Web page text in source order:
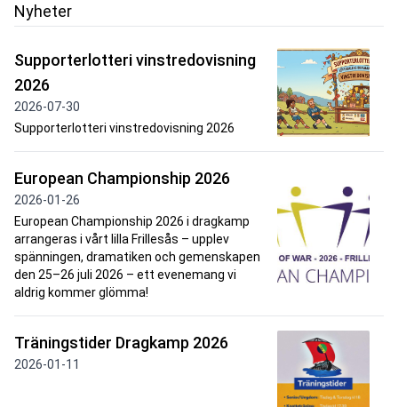
Nyheter
Supporterlotteri vinstredovisning
2026
2026-07-30
Supporterlotteri vinstredovisning 2026
European Championship 2026
2026-01-26
European Championship 2026 i dragkamp
arrangeras i vårt lilla Frillesås – upplev
spänningen, dramatiken och gemenskapen
den 25–26 juli 2026 – ett evenemang vi
aldrig kommer glömma!
Träningstider Dragkamp 2026
2026-01-11